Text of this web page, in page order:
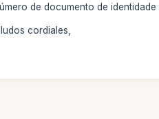
de documento de
cordiales,